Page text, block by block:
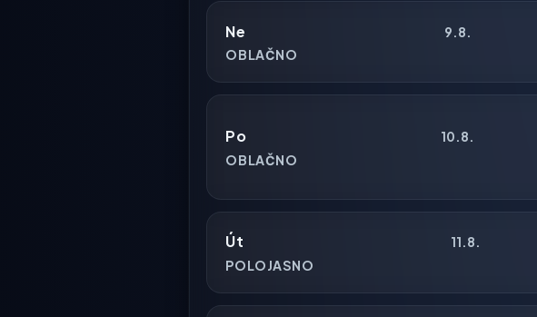
Ne
9.8.
OBLAČNO
Po
10.8.
OBLAČNO
Út
11.8.
POLOJASNO